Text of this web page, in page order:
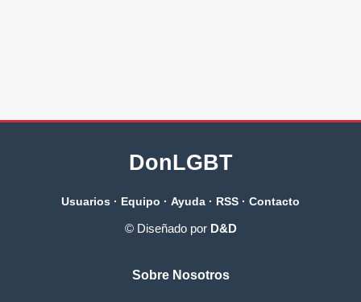
DonLGBT
Usuarios · Equipo · Ayuda · RSS · Contacto
© Diseñado por D&D
Sobre Nosotros